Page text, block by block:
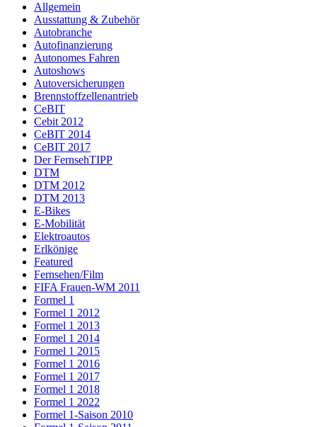
Allgemein
Ausstattung & Zubehör
Autobranche
Autofinanzierung
Autonomes Fahren
Autoshows
Autoversicherungen
Brennstoffzellenantrieb
CeBIT
Cebit 2012
CeBIT 2014
CeBIT 2017
Der FernsehTIPP
DTM
DTM 2012
DTM 2013
E-Bikes
E-Mobilität
Elektroautos
Erlkönige
Featured
Fernsehen/Film
FIFA Frauen-WM 2011
Formel 1
Formel 1 2012
Formel 1 2013
Formel 1 2014
Formel 1 2015
Formel 1 2016
Formel 1 2017
Formel 1 2018
Formel 1 2022
Formel 1-Saison 2010